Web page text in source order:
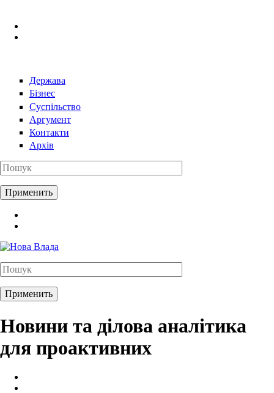
Держава
Бізнес
Суспільство
Аргумент
Контакти
Архів
Новини та ділова аналітика
для проактивних